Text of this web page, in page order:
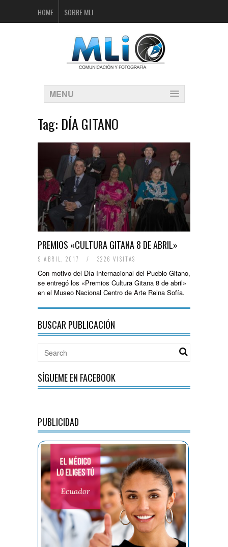
HOME SOBRE MLI
MENU
Tag: DÍA GITANO
PREMIOS «CULTURA GITANA 8 DE ABRIL»
9 ABRIL, 2017 / 3226 VISITAS
Con motivo del Día Internacional del Pueblo Gitano,
se entregó los «Premios Cultura Gitana 8 de abril»
en el Museo Nacional Centro de Arte Reina Sofía.
BUSCAR PUBLICACIÓN
SÍGUEME EN FACEBOOK
PUBLICIDAD